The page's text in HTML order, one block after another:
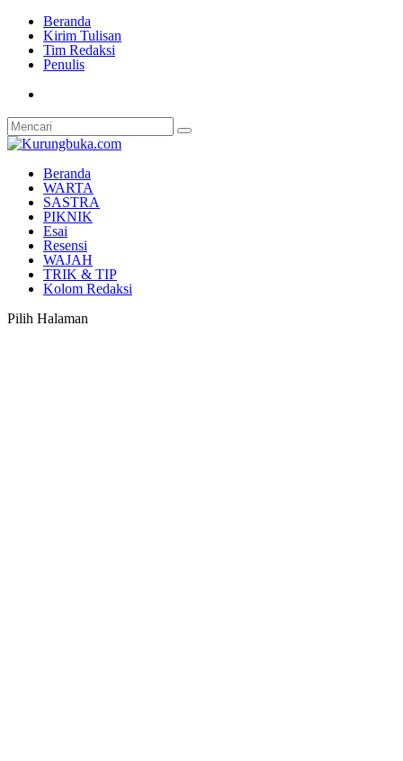
Beranda
Kirim Tulisan
Tim Redaksi
Penulis
Beranda
WARTA
SASTRA
PIKNIK
Esai
Resensi
WAJAH
TRIK & TIP
Kolom Redaksi
Pilih Halaman